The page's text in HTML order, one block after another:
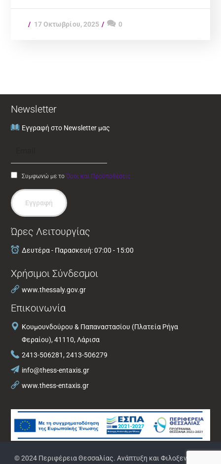
17 Οκτωβρίου, 2025 0
Newsletter
Εγγραφή στο Newsletter μας
Συμφωνώ με τοΌροι και Προϋποθέσεις
Εγγραφή
Ώρες Λειτουργίας
Δευτέρα - Παρασκευή: 07:00 - 15:00
Χρήσιμοι Σύνδεσμοι
www.thessaly.gov.gr
Επικοινωνία
Κουμουνδούρου & Παπαναστασίου (Πλατεία Ρήγα
Φεραίου), 41110, Λάρισα
2413-506281, 2413-506279
info@thess-entaxis.gr
www.thess-entaxis.gr
© 2024 Περιφέρεια Θεσσαλίας. Ανάπτυξη και Φιλοξενία από